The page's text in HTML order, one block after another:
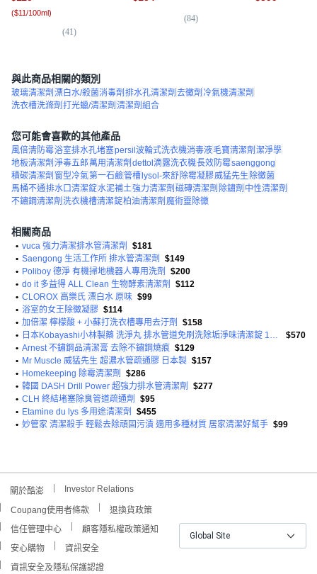
($11/100ml)
(41)
(84)
與此商品相關的類別
玻璃清潔劑 漂白水/殺菌消毒劑 排水孔清潔劑 去黴劑 冷氣機清潔劑
洗衣槽洗滌劑 打光蠟/清潔劑 清潔劑組合
您可能會喜歡的其他產品
風倍清防霉浴室排水孔堵塞persil波輪式洗衣機消毒液毛寶清潔劑 潔淨學
地板清潔劑 淨毒五郎萬用清潔劑 dettol滴露洗衣機長效防霉saenggong
積碳清潔劑 窗型冷氣第一石鹼管槽lysol-來舒 除霉凝膠威猛先生 除黴菌
馬桶不通排水口清潔錠水泥補土強力清潔劑 磁磚清潔劑 除鏽劑 中性清潔劑
不鏽鋼清潔劑 洗衣機槽清潔錠柏油清潔劑 魔術靈除黴
相關商品
• vuca 強力清潔排水管清潔劑
$181
• Saengong 生活工作所 排水管清潔劑
$149
• Poliboy 德淨 有機掃地機器人專用洗劑
$200
• do it 多益得 ALL Clean 生物酵素清潔劑
$112
• CLOROX 高樂氏 漂白水 原味 $99
• 浴室的女王除黴凝膠 $114
• 加倍潔 檸檬酸 + 小蘇打洗衣槽專用去汙劑
$158
•
$570
• Arnest 不鏽鋼品清潔膏 去除不鏽鋼燒痕 $129
• Mr Muscle 威猛先生 超濃水管疏通膠 日本製 $157
• Homekeeping 除霉清潔劑
$286
• 韓國 DASH Drill Power 超強力排水管清潔劑
$277
• CLH 終結堵塞除臭管道疏通劑
$95
• Etamine du lys 多用途清潔劑
$455
• 妙管家 清潔殺手 輕鬆去除頑固污漬 適用多種材質 居家清潔好幫手 $99
關於酷澎 Investor Relations
Coupang使用者條款
退換貨政策
信任管理中心
顧客隱私權政策通知
安心購物
資訊安全
資訊安全及隱私保護認證
Global Site